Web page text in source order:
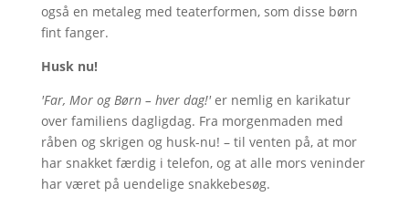
også en metaleg med teaterformen, som disse børn
fint fanger.
Husk nu!
'Far, Mor og Børn – hver dag!'er nemlig en karikatur
over familiens dagligdag. Fra morgenmaden med
råben og skrigen og husk-nu! – til venten på, at mor
har snakket færdig i telefon, og at alle mors veninder
har været på uendelige snakkebesøg.